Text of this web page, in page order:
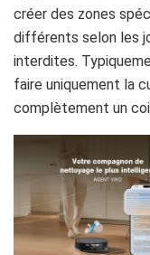
créer des zones
différents selon les
interdites.
faire uniquement la
complètement un